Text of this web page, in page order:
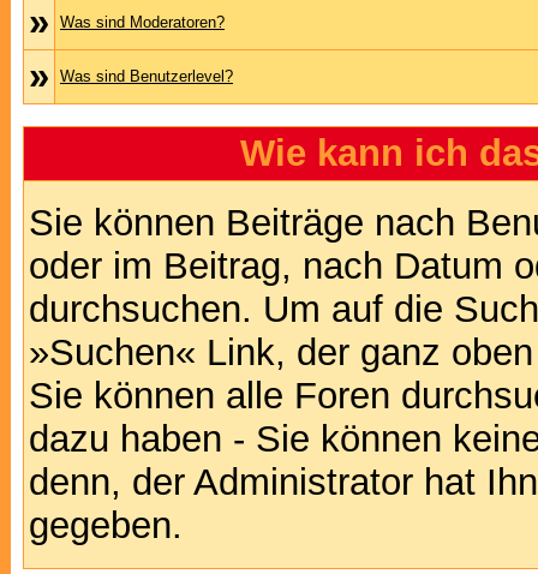
» Was sind Moderatoren?
» Was sind Benutzerlevel?
Wie kann ich
Sie können Beiträge nach
oder im Beitrag, nach Datum
durchsuchen. Um auf die
»Suchen« Link, der ganz
Sie können alle Foren
dazu haben - Sie können
denn, der Administrator hat
gegeben.